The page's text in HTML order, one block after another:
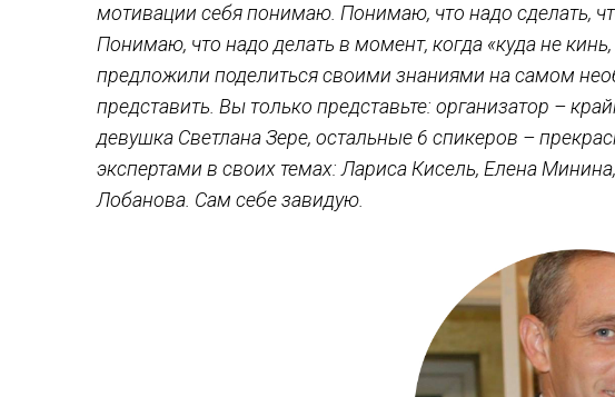
мотивации себя понимаю. Понимаю, что надо сделать,
Понимаю, что надо делать в момент, когда «куда не
предложили поделиться своими знаниями на самом
представить. Вы только представьте: организатор –
девушка Светлана Зере, остальные 6 спикеров –
экспертами в своих темах: Лариса Кисель, Елена
Лобанова. Сам себе завидую.